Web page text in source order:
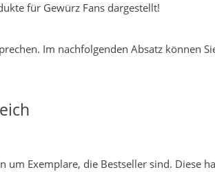
für Gewürz Fans dargestellt!
Im nachfolgenden Absatz können
um Exemplare, die Bestseller sind. Diese